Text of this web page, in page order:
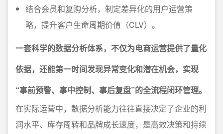
结合会员和复购分析，制定差异化的用户运营策
略，提升客户生命周期价值（CLV）。
一套科学的数据分析体系，不仅为电商运营提供了量化
依据，还能第一时间发现异常变化和潜在机会，实现
“事前预警、事中控制、事后复盘”的全流程闭环管理。
在实际运营中，数据分析能力往往直接决定了企业的利
润水平、库存周转和品牌成长速度，是高效决策和持续